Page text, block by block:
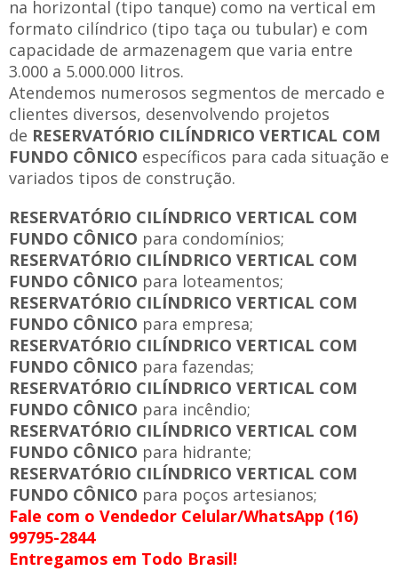
na horizontal (tipo tanque) como na vertical em
formato cilíndrico (tipo taça ou tubular) e com
capacidade de armazenagem que varia entre
3.000 a 5.000.000 litros.
Atendemos numerosos segmentos de mercado e
clientes diversos, desenvolvendo projetos
de RESERVATÓRIO CILÍNDRICO VERTICAL COM
FUNDO CÔNICO específicos para cada situação e
variados tipos de construção.
RESERVATÓRIO CILÍNDRICO VERTICAL COM
FUNDO CÔNICO para condomínios;
RESERVATÓRIO CILÍNDRICO VERTICAL COM
FUNDO CÔNICO para loteamentos;
RESERVATÓRIO CILÍNDRICO VERTICAL COM
FUNDO CÔNICO para empresa;
RESERVATÓRIO CILÍNDRICO VERTICAL COM
FUNDO CÔNICO para fazendas;
RESERVATÓRIO CILÍNDRICO VERTICAL COM
FUNDO CÔNICO para incêndio;
RESERVATÓRIO CILÍNDRICO VERTICAL COM
FUNDO CÔNICO para hidrante;
RESERVATÓRIO CILÍNDRICO VERTICAL COM
FUNDO CÔNICO para poços artesianos;
Fale com o Vendedor Celular/WhatsApp (16)
99795-2844
Entregamos em Todo Brasil!